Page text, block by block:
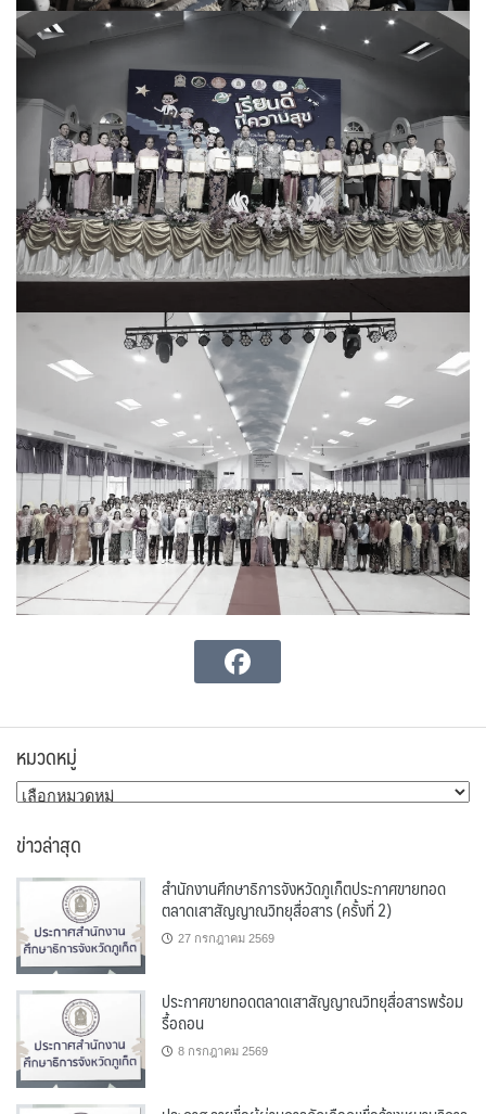
หมวดหมู่
หมวด
ข่าวล่าสุด
สำนักงานศึกษาธิการจังหวัดภูเก็ตประกาศขายทอด
ตลาดเสาสัญญาณวิทยุสื่อสาร (ครั้งที่ 2)
27 กรกฎาคม 2569
ประกาศขายทอดตลาดเสาสัญญาณวิทยุสื่อสารพร้อม
รื้อถอน
8 กรกฎาคม 2569